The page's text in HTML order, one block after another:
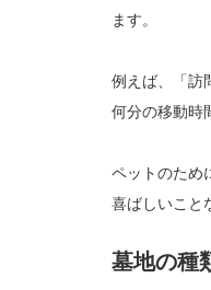
ます。
例えば、「訪
何分の移動時
ペットのため
喜ばしいこと
墓地の種